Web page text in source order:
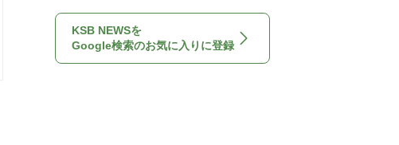
KSB NEWSを
Google検索のお気に入りに登録